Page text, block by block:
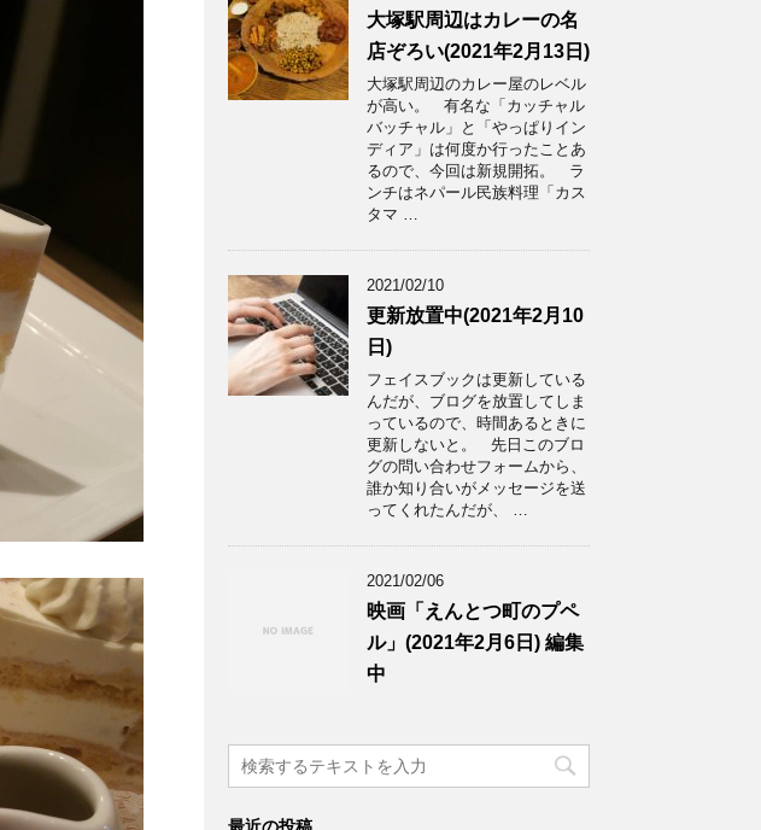
大塚駅周辺はカレーの名
店ぞろい(2021年2月13日)
大塚駅周辺のカレー屋のレベル
が高い。 有名な「カッチャル
バッチャル」と「やっぱりイン
ディア」は何度か行ったことあ
るので、今回は新規開拓。 ラ
ンチはネパール民族料理「カス
タマ …
2021/02/10
更新放置中(2021年2月10
日)
フェイスブックは更新している
んだが、ブログを放置してしま
っているので、時間あるときに
更新しないと。 先日このブロ
グの問い合わせフォームから、
誰か知り合いがメッセージを送
ってくれたんだが、 …
2021/02/06
映画「えんとつ町のプペ
ル」(2021年2月6日) 編集
中